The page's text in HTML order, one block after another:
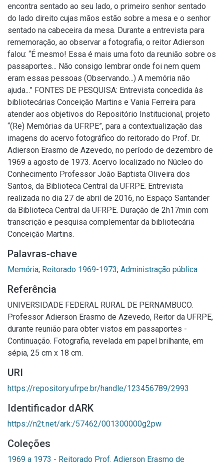
encontra sentado ao seu lado, o primeiro senhor sentado
do lado direito cujas mãos estão sobre a mesa e o senhor
sentado na cabeceira da mesa. Durante a entrevista para
rememoração, ao observar a fotografia, o reitor Adierson
falou: “É mesmo! Essa é mais uma foto da reunião sobre os
passaportes... Não consigo lembrar onde foi nem quem
eram essas pessoas (Observando...) A memória não
ajuda...” FONTES DE PESQUISA: Entrevista concedida às
bibliotecárias Conceição Martins e Vania Ferreira para
atender aos objetivos do Repositório Institucional, projeto
“(Re) Memórias da UFRPE”, para a contextualização das
imagens do acervo fotográfico do reitorado do Prof. Dr.
Adierson Erasmo de Azevedo, no período de dezembro de
1969 a agosto de 1973. Acervo localizado no Núcleo do
Conhecimento Professor João Baptista Oliveira dos
Santos, da Biblioteca Central da UFRPE. Entrevista
realizada no dia 27 de abril de 2016, no Espaço Santander
da Biblioteca Central da UFRPE. Duração de 2h17min com
transcrição e pesquisa complementar da bibliotecária
Conceição Martins.
Palavras-chave
Memória; Reitorado 1969-1973; Administração pública
Referência
UNIVERSIDADE FEDERAL RURAL DE PERNAMBUCO.
Professor Adierson Erasmo de Azevedo, Reitor da UFRPE,
durante reunião para obter vistos em passaportes -
Continuação. Fotografia, revelada em papel brilhante, em
sépia, 25 cm x 18 cm.
URI
https://repository.ufrpe.br/handle/123456789/2993
Identificador dARK
https://n2t.net/ark:/57462/001300000g2pw
Coleções
1969 a 1973 - Reitorado Prof. Adierson Erasmo de